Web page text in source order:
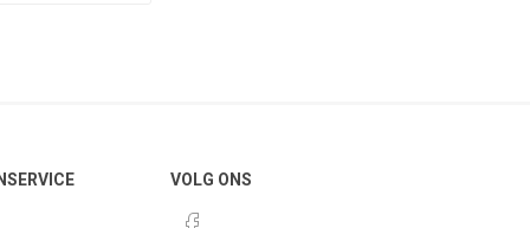
VOLG ONS